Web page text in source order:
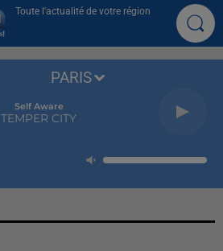
Toute l'actualité de votre région
Self Aware
TEMPER CITY
PARIS